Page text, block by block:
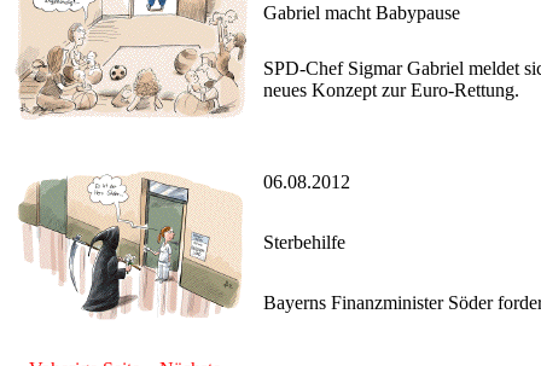
Gabriel macht Babypause
SPD-Chef Sigmar Gabriel meldet
neues Konzept zur Euro-Rettung.
06.08.2012
Sterbehilfe
Bayerns Finanzminister Söder